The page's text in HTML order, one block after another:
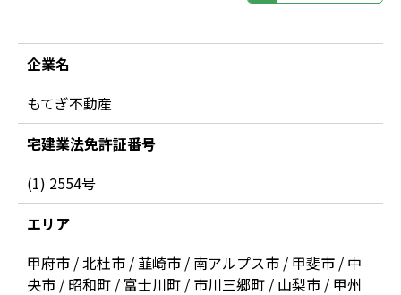
企業名
もてぎ不動産
宅建業法免許証番号
(1) 2554号
エリア
甲府市 / 北杜市 / 韮崎市 / 南アルプス市 / 甲斐市 / 中
央市 / 昭和町 / 富士川町 / 市川三郷町 / 山梨市 / 甲州